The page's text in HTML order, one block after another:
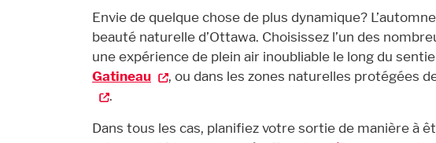
Envie de quelque chose de plus dynamique?
beauté naturelle d’Ottawa. Choisissez l’un des
une expérience de plein air inoubliable le long du
Gatineau
, ou dans les zones naturelles protégées
.
Dans tous les cas, planifiez votre sortie de manière à